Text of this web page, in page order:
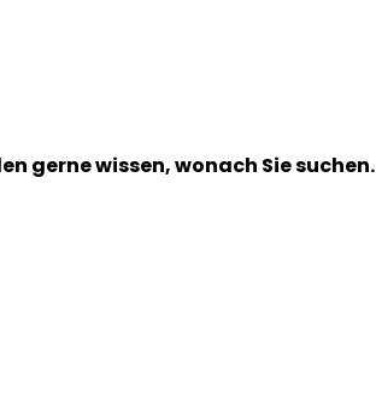
gerne wissen, wonach Sie suchen.